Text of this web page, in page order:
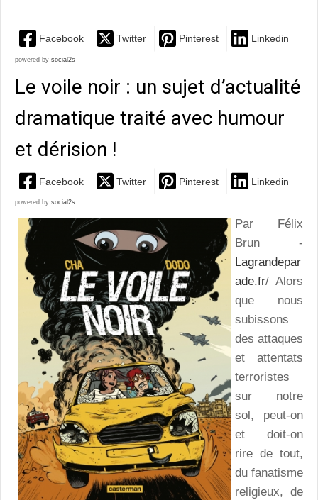
Facebook Twitter Pinterest Linkedin
powered by social2s
Le voile noir : un sujet d’actualité
dramatique traité avec humour
et dérision !
Facebook Twitter Pinterest Linkedin
powered by social2s
Par Félix
Brun -
Lagrandepar
ade.fr/ Alors
que nous
subissons
des attaques
et attentats
terroristes
sur notre
sol, peut-on
et doit-on
rire de tout,
du fanatisme
religieux, de